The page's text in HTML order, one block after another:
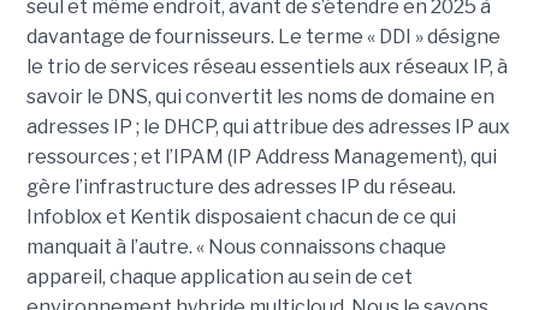
seul et même endroit, avant de s’étendre en 2025 à
davantage de fournisseurs. Le terme « DDI » désigne
le trio de services réseau essentiels aux réseaux IP, à
savoir le DNS, qui convertit les noms de domaine en
adresses IP ; le DHCP, qui attribue des adresses IP aux
ressources ; et l’IPAM (IP Address Management), qui
gère l’infrastructure des adresses IP du réseau.
Infoblox et Kentik disposaient chacun de ce qui
manquait à l’autre. « Nous connaissons chaque
appareil, chaque application au sein de cet